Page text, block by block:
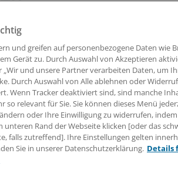
antivirale Aktivitäten, etwa gegen
bei Atemwegsinfekten liegen vor.
stehen pflanzliche Präparate bei
von Fertigzubereitungen und
und greifen auf personenbezogene Daten wie
Gerät zu. Durch Auswahl von Akzeptieren
und unsere Partner verarbeiten Daten, um
Durch Auswahl von Alle ablehnen oder
Wenn Tracker deaktiviert sind, sind manche
so relevant für Sie. Sie können dieses Menü
oder Ihre Einwilligung zu widerrufen, indem
Rand der Webseite klicken [oder das
falls zutreffend]. Ihre Einstellungen gelten
Sie in unserer Datenschutzerklärung. Details